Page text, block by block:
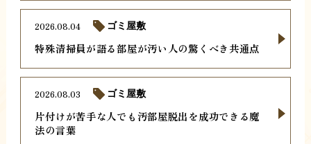
特殊清掃員が語る部屋が汚い人の驚くべき共通点
2026.08.04 ゴミ屋敷
片付けが苦手な人でも汚部屋脱出を成功できる魔
法の言葉
2026.08.03 ゴミ屋敷